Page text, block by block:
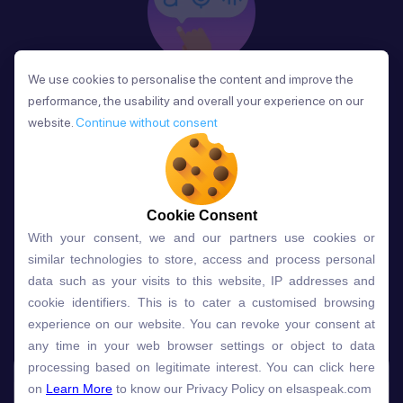
Phản Hồi
Sau mỗi bài học, người học nhận phản hồi về phát
âm và ngữ pháp ngay lập tức, giúp cải thiện kỹ năng
và tiến bộ nhanh chóng.
Lựa chọn gói học ELSA dành
cho bạn
Gói học Free Premium
Speech Analyzer
We use cookies to personalise the content and improve the
performance, the usability and overall your experience on our
website. Continue without consent
Cookie Consent
With your consent, we and our partners use cookies or
similar technologies to store, access and process personal
data such as your visits to this website, IP addresses and
cookie identifiers. This is to cater a customised browsing
experience on our website. You can revoke your consent at
any time in your web browser settings or object to data
processing based on legitimate interest. You can click here
on Learn More to know our Privacy Policy on elsaspeak.com
We use cookies to personalise the content and improve the
performance, the usability and overall your experience on our
website. Continue without consent
Cookie Consent
With your consent, we and our partners use cookies or
similar technologies to store, access and process personal
data such as your visits to this website, IP addresses and
cookie identifiers. This is to cater a customised browsing
experience on our website. You can revoke your consent at
any time in your web browser settings or object to data
processing based on legitimate interest. You can click here
on Learn More to know our Privacy Policy on elsaspeak.com